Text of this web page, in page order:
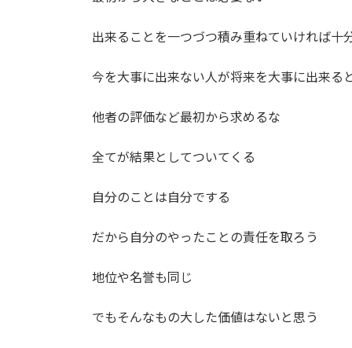
出来ることを一つづつ積み重ねていければ十
今を大事に出来ない人が将来を大事に出来る
他者の評価など最初から求めるな
全てが結果としてついてくる
自分のことは自分でする
だから自分のやったことの責任を取ろう
地位や名誉も同じ
でもそんなもの大した価値はないと思う